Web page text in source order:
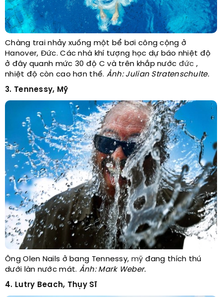
Chàng trai nhảy xuống một bể bơi công cộng ở
Hanover, Đức. Các nhà khí tượng học dự báo nhiệt độ
ở đây quanh mức 30 độ C và trên khắp nước đức ,
nhiệt độ còn cao hơn thế. Ảnh: Julian Stratenschulte.
3. Tennessy, Mỹ
Ông Olen Nails ở bang Tennessy, mỹ đang thích thú
dưới làn nước mát. Ảnh: Mark Weber.
4. Lutry Beach, Thụy Sĩ